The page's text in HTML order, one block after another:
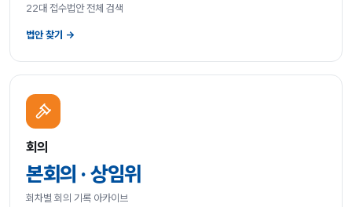
22대 접수법안 전체 검색
법안 찾기 →
회의
본회의 · 상임위
회차별 회의 기록 아카이브